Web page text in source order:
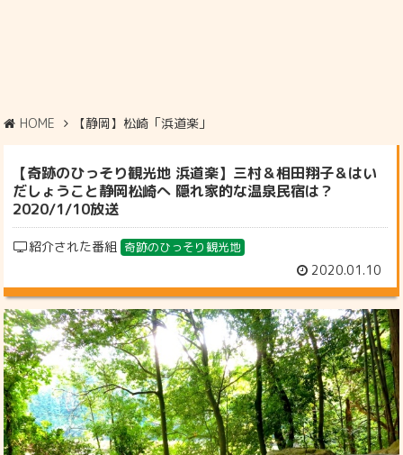
HOME 【静岡】松崎「浜道楽」
【奇跡のひっそり観光地 浜道楽】三村＆相田翔子＆はい
だしょうこと静岡松崎へ 隠れ家的な温泉民宿は？
2020/1/10放送
紹介された番組 奇跡のひっそり観光地
2020.01.10